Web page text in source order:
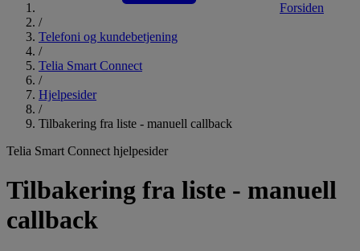
Forsiden
/
Telefoni og kundebetjening
/
Telia Smart Connect
/
Hjelpesider
/
Tilbakering fra liste - manuell callback
Telia Smart Connect hjelpesider
Tilbakering fra liste - manuell
callback